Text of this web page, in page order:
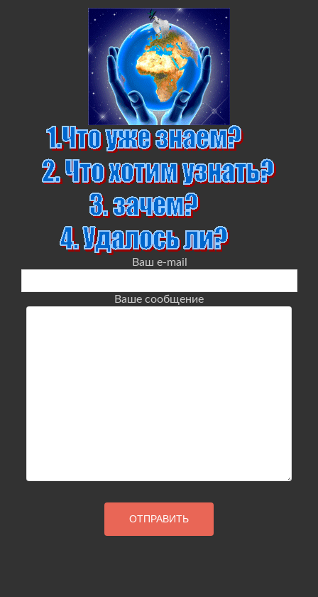
Ваш e-mail
Ваше сообщение